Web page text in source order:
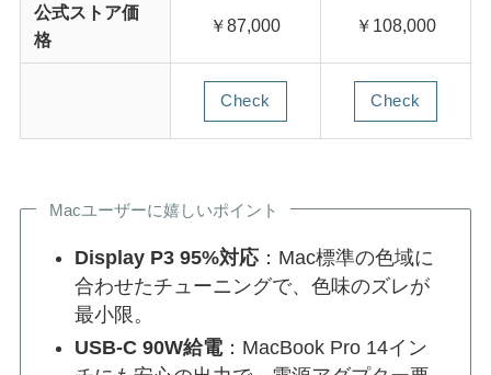
公式ストア価
格
￥87,000 ￥108,000
Check Check
Macユーザーに嬉しいポイント
Display P3 95%対応：Mac標準の色域に
合わせたチューニングで、色味のズレが
最小限。
USB-C 90W給電：MacBook Pro 14イン